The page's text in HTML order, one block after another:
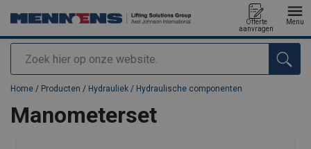
Zoeken
Offerte
aanvragen
Menu
toegevoegd aan uw offerte
Home / Producten / Hydrauliek / Hydraulische componenten
Manometerset